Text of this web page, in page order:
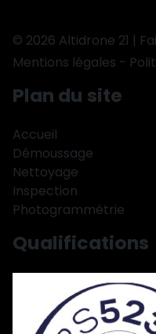
© 2026 Altidrone 21 |
Mentions légales -
Plan du site
Accueil
Démoussage
Nettoyage
Inspection
Photogrammétrie
Qualifications